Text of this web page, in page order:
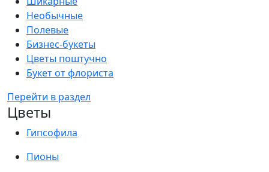
Необычные
Полевые
Бизнес-букеты
Цветы поштучно
Букет от флориста
Перейти в раздел
Цветы
Гипсофила
Пионы